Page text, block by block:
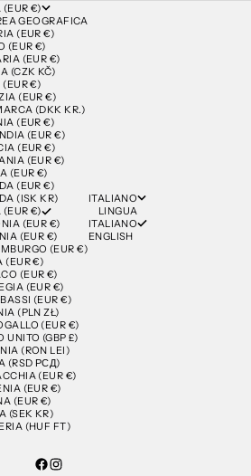
(EUR €)
GEOGRAFICA
(EUR €)
(EUR €)
(EUR €)
(CZK KČ)
(EUR €)
(EUR €)
(DKK KR.)
(EUR €)
(EUR €)
(EUR €)
(EUR €)
(EUR €)
(EUR €)
(ISK KR)
(EUR €)
(EUR €)
(EUR €)
(EUR €)
(EUR €)
(EUR €)
(EUR €)
(EUR €)
(PLN ZŁ)
(EUR €)
UNITO (GBP £)
(RON LEI)
(RSD РСД)
(EUR €)
(EUR €)
(EUR €)
(SEK KR)
(HUF FT)
ITALIANO
LINGUA
ITALIANO
ENGLISH